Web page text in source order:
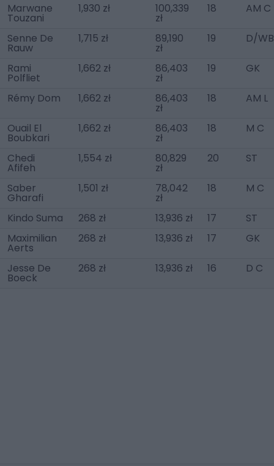
Marwane
Touzani
1,930 zł 100,339
zł
18 AM C
Senne De
Rauw
1,715 zł 89,190
zł
19 D/
Rami
Polfliet
1,662 zł 86,403
zł
19 GK
Rémy Dom 1,662 zł 86,403
zł
18 AM L
Ouail El
Boubkari
1,662 zł 86,403
zł
18 M C
Chedi
Afifeh
1,554 zł 80,829
zł
20 ST
Saber
Gharafi
1,501 zł 78,042
zł
18 M C
Kindo Suma 268 zł 13,936 zł 17
ST
Maximilian
Aerts
268 zł 13,936 zł 17 GK
Jesse De
Boeck
268 zł 13,936 zł 16 D C